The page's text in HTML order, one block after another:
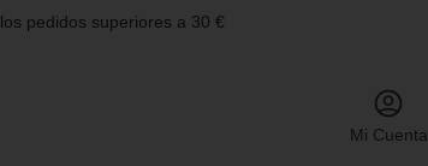
pedidos superiores a 30 €
Mi Cuenta